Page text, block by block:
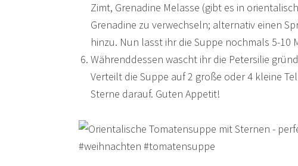
Zimt, Grenadine Melasse (gibt es in
Grenadine zu verwechseln; alternativ einen
hinzu. Nun lasst ihr die Suppe nochmals 5-10
Währenddessen wascht ihr die Petersilie
Verteilt die Suppe auf 2 große oder 4 kleine
Sterne darauf. Guten Appetit!